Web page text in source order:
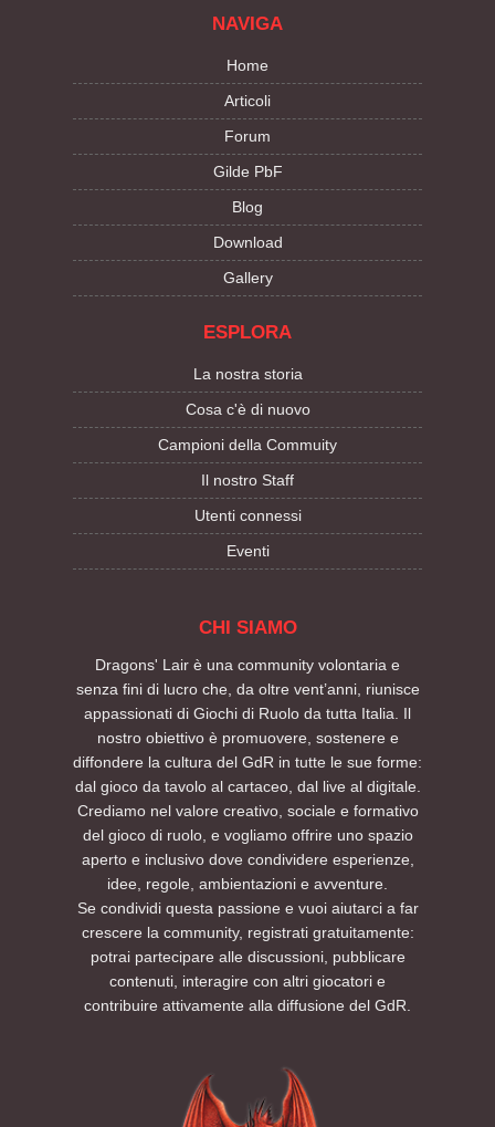
NAVIGA
Home
Articoli
Forum
Gilde PbF
Blog
Download
Gallery
ESPLORA
La nostra storia
Cosa c'è di nuovo
Campioni della Commuity
Il nostro Staff
Utenti connessi
Eventi
CHI SIAMO
Dragons' Lair è una community volontaria e
senza fini di lucro che, da oltre vent’anni, riunisce
appassionati di Giochi di Ruolo da tutta Italia. Il
nostro obiettivo è promuovere, sostenere e
diffondere la cultura del GdR in tutte le sue forme:
dal gioco da tavolo al cartaceo, dal live al digitale.
Crediamo nel valore creativo, sociale e formativo
del gioco di ruolo, e vogliamo offrire uno spazio
aperto e inclusivo dove condividere esperienze,
idee, regole, ambientazioni e avventure.
Se condividi questa passione e vuoi aiutarci a far
crescere la community, registrati gratuitamente:
potrai partecipare alle discussioni, pubblicare
contenuti, interagire con altri giocatori e
contribuire attivamente alla diffusione del GdR.